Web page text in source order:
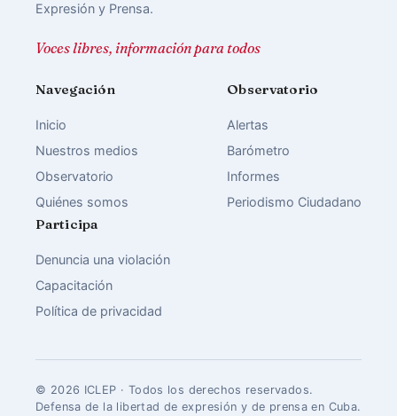
Expresión y Prensa.
Voces libres, información para todos
Navegación
Inicio
Nuestros medios
Observatorio
Quiénes somos
Observatorio
Alertas
Barómetro
Informes
Periodismo Ciudadano
Participa
Denuncia una violación
Capacitación
Política de privacidad
© 2026 ICLEP · Todos los derechos reservados.
Defensa de la libertad de expresión y de prensa en Cuba.